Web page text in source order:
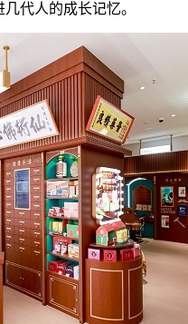
代人的成长记忆。